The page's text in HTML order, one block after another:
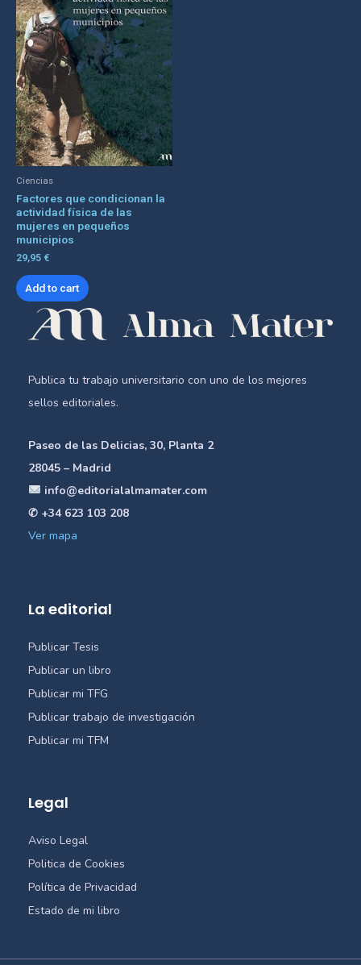
Ciencias
Factores que condicionan la
actividad física de las
mujeres en pequeños
municipios
29,95 €
Add to cart
Publica tu trabajo universitario con uno de los mejores
sellos editoriales.
Paseo de las Delicias, 30, Planta 2
28045 – Madrid
info@editorialalmamater.com
✆ +34 623 103 208
Ver mapa
La editorial
Publicar Tesis
Publicar un libro
Publicar mi TFG
Publicar trabajo de investigación
Publicar mi TFM
Legal
Aviso Legal
Politica de Cookies
Política de Privacidad
Estado de mi libro